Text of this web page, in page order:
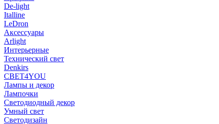
De-light
Italline
LeDron
Аксессуары
Arlight
Интерьерные
Технический свет
Denkirs
СВЕТ4YOU
Лампы и декор
Лампочки
Светодиодный декор
Умный свет
Светодизайн